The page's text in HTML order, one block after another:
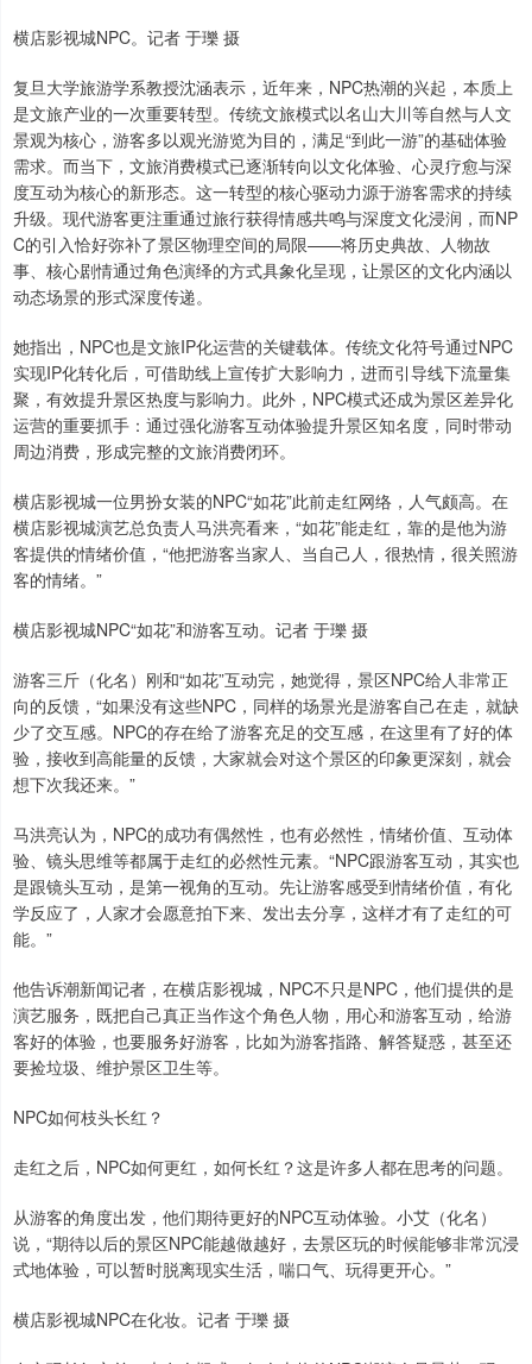
横店影视城NPC。记者 于瓅 摄
复旦大学旅游学系教授沈涵表示，近年来，NPC热潮的兴起，本质上
是文旅产业的一次重要转型。传统文旅模式以名山大川等自然与人文
景观为核心，游客多以观光游览为目的，满足“到此一游”的基础体验
需求。而当下，文旅消费模式已逐渐转向以文化体验、心灵疗愈与深
度互动为核心的新形态。这一转型的核心驱动力源于游客需求的持续
升级。现代游客更注重通过旅行获得情感共鸣与深度文化浸润，而NP
C的引入恰好弥补了景区物理空间的局限——将历史典故、人物故
事、核心剧情通过角色演绎的方式具象化呈现，让景区的文化内涵以
动态场景的形式深度传递。
她指出，NPC也是文旅IP化运营的关键载体。传统文化符号通过NPC
实现IP化转化后，可借助线上宣传扩大影响力，进而引导线下流量集
聚，有效提升景区热度与影响力。此外，NPC模式还成为景区差异化
运营的重要抓手：通过强化游客互动体验提升景区知名度，同时带动
周边消费，形成完整的文旅消费闭环。
横店影视城一位男扮女装的NPC“如花”此前走红网络，人气颇高。在
横店影视城演艺总负责人马洪亮看来，“如花”能走红，靠的是他为游
客提供的情绪价值，“他把游客当家人、当自己人，很热情，很关照游
客的情绪。”
横店影视城NPC“如花”和游客互动。记者 于瓅 摄
游客三斤（化名）刚和“如花”互动完，她觉得，景区NPC给人非常正
向的反馈，“如果没有这些NPC，同样的场景光是游客自己在走，就缺
少了交互感。NPC的存在给了游客充足的交互感，在这里有了好的体
验，接收到高能量的反馈，大家就会对这个景区的印象更深刻，就会
想下次我还来。”
马洪亮认为，NPC的成功有偶然性，也有必然性，情绪价值、互动体
验、镜头思维等都属于走红的必然性元素。“NPC跟游客互动，其实也
是跟镜头互动，是第一视角的互动。先让游客感受到情绪价值，有化
学反应了，人家才会愿意拍下来、发出去分享，这样才有了走红的可
能。”
他告诉潮新闻记者，在横店影视城，NPC不只是NPC，他们提供的是
演艺服务，既把自己真正当作这个角色人物，用心和游客互动，给游
客好的体验，也要服务好游客，比如为游客指路、解答疑惑，甚至还
要捡垃圾、维护景区卫生等。
NPC如何枝头长红？
走红之后，NPC如何更红，如何长红？这是许多人都在思考的问题。
从游客的角度出发，他们期待更好的NPC互动体验。小艾（化名）
说，“期待以后的景区NPC能越做越好，去景区玩的时候能够非常沉浸
式地体验，可以暂时脱离现实生活，喘口气、玩得更开心。”
横店影视城NPC在化妆。记者 于瓅 摄